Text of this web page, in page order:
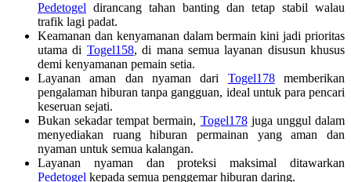
Pedetogel dirancang tahan banting dan tetap stabil walau
trafik lagi padat.
Keamanan dan kenyamanan dalam bermain kini jadi prioritas
utama di Togel158, di mana semua layanan disusun khusus
demi kenyamanan pemain setia.
Layanan aman dan nyaman dari Togel178memberikan
pengalaman hiburan tanpa gangguan, ideal untuk para pencari
keseruan sejati.
Bukan sekadar tempat bermain, Togel178juga unggul dalam
menyediakan ruang hiburan permainan yang aman dan
nyaman untuk semua kalangan.
Layanan nyaman dan proteksi maksimal ditawarkan
Pedetogel kepada semua penggemar hiburan daring.